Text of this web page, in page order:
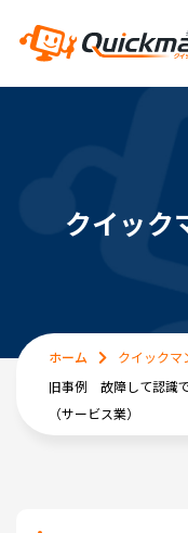
クイック
ホーム クイックマ
旧事例 故障して認識
（サービス業）